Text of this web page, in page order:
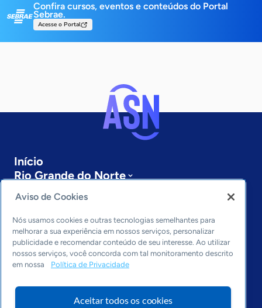
Confira cursos, eventos e conteúdos do Portal
Sebrae.
Acesse o Portal
Início
Rio Grande do Norte
Sobre a ASN
Últimas notícias
Entre em contato
Editorias
Economia & Política
Inovação & Tecnologia
Cultura empreendedora
Aviso de Cookies
Nós usamos cookies e outras tecnologias semelhantes para
melhorar a sua experiência em nossos serviços, personalizar
publicidade e recomendar conteúdo de seu interesse. Ao utilizar
nossos serviços, você concorda com tal monitoramento descrito
em nossa
Política de Privacidade
Aceitar todos os cookies